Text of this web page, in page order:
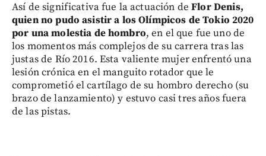
Así de significativa fue la actuación de Flor Denis,
quien no pudo asistir a los Olímpicos de Tokio 2020
por una molestia de hombro, en el que fue uno de
los momentos más complejos de su carrera tras las
justas de Río 2016. Esta valiente mujer enfrentó una
lesión crónica en el manguito rotador que le
comprometió el cartílago de su hombro derecho (su
brazo de lanzamiento) y estuvo casi tres años fuera
de las pistas.